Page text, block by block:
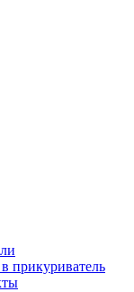
прикуриватель